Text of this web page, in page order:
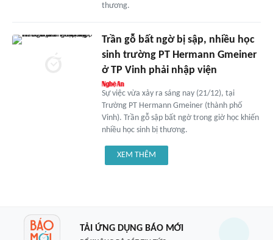
thương.
Trần gỗ bất ngờ bị sập, nhiều học
sinh trường PT Hermann Gmeiner
ở TP Vinh phải nhập viện
Sự việc vừa xảy ra sáng nay (21/12), tại
Trường PT Hermann Gmeiner (thành phố
Vinh). Trần gỗ sập bất ngờ trong giờ học khiến
nhiều học sinh bị thương.
XEM THÊM
TẢI ỨNG DỤNG BÁO MỚI